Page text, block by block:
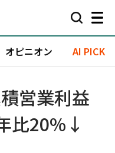
オピニオン AI PICK
営業利益
比20%↓